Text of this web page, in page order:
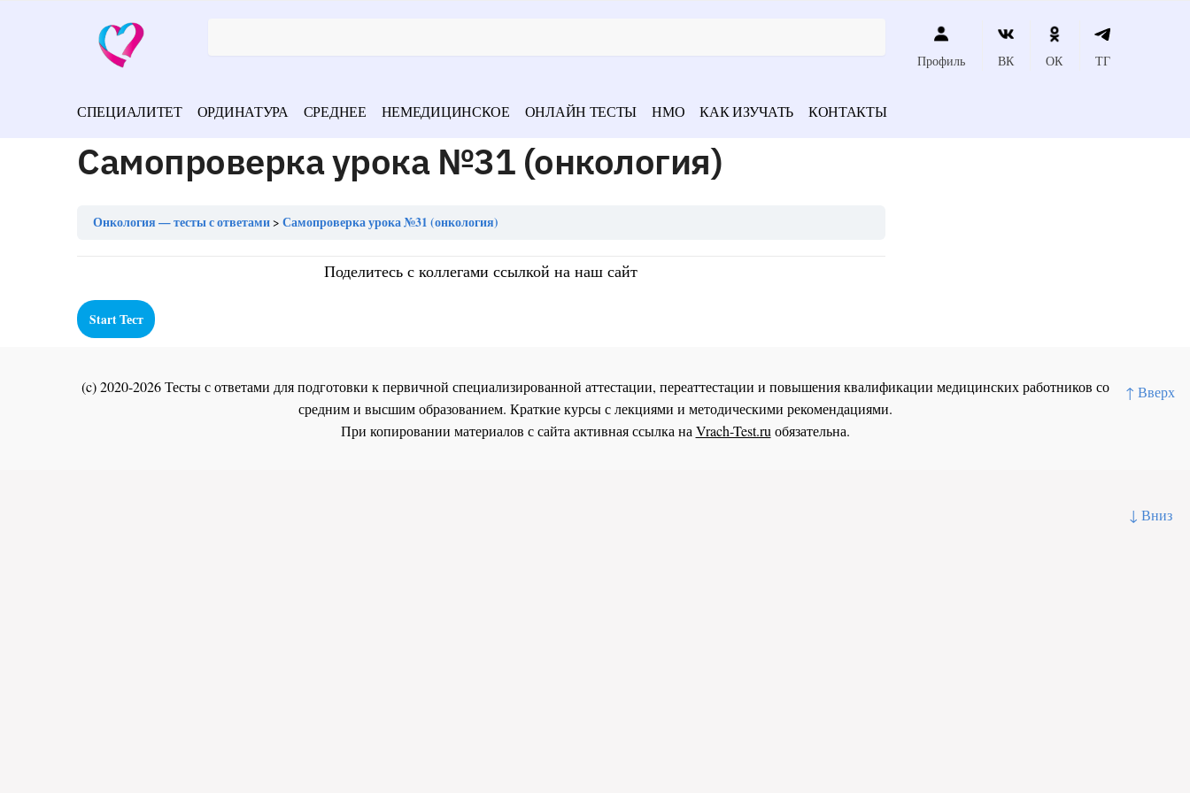
↑ Вверх
↓ Вниз
Профиль ВК ОК ТГ
СПЕЦИАЛИТЕТ ОРДИНАТУРА СРЕДНЕЕ НЕМЕДИЦИНСКОЕ ОНЛАЙН ТЕСТЫ НМО КАК ИЗУЧАТЬ КОНТАКТЫ
Самопроверка урока №31 (онкология)
Онкология — тесты с ответами Самопроверка урока №31 (онкология)
Поделитесь с коллегами ссылкой на наш сайт
(c) 2020-2026 Тесты с ответами для подготовки к первичной специализированной аттестации, переаттестации и повышения квалификации медицинских работников со
средним и высшим образованием. Краткие курсы с лекциями и методическими рекомендациями.
При копировании материалов с сайта активная ссылка на Vrach-Test.ru обязательна.